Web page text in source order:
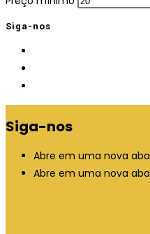
Siga-nos
Siga-nos
Abre em uma nova aba
Abre em uma nova aba